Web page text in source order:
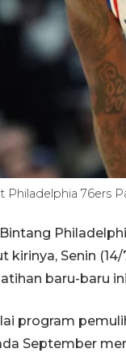
76ers
kirinya, Senin
baru-baru
program
September